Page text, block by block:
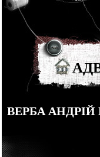
ВЕРБА АНДРІЙ